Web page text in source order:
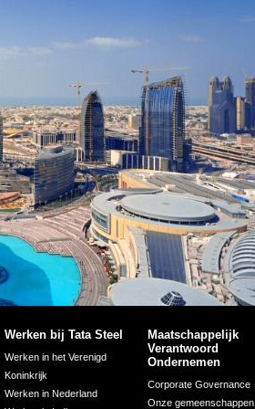
Werken bij Tata Steel
Werken in het Verenigd
Koninkrijk
Werken in Nederland
Maatschappelijk
Verantwoord
Ondernemen
Corporate Governance
Onze gemeenschappen